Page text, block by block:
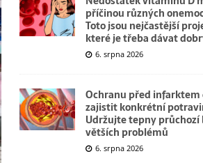
příčinou různých
Toto jsou nejčastější
které je třeba dávat
6. srpna 2026
Ochranu před infarktem
zajistit konkrétní
Udržujte tepny průchozí
větších problémů
6. srpna 2026